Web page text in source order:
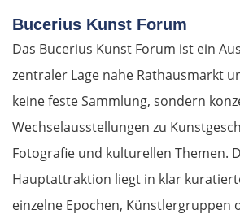
Bucerius Kunst Forum
Das Bucerius Kunst Forum ist ein
zentraler Lage nahe Rathausmarkt
keine feste Sammlung, sondern
Wechselausstellungen zu
Fotografie und kulturellen Themen.
Hauptattraktion liegt in klar
einzelne Epochen, Künstlergruppen